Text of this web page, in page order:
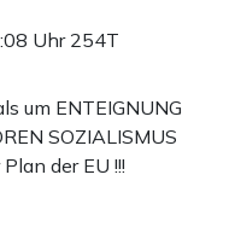
Uhr 254T
um ENTEIGNUNG
SOZIALISMUS
der EU !!!